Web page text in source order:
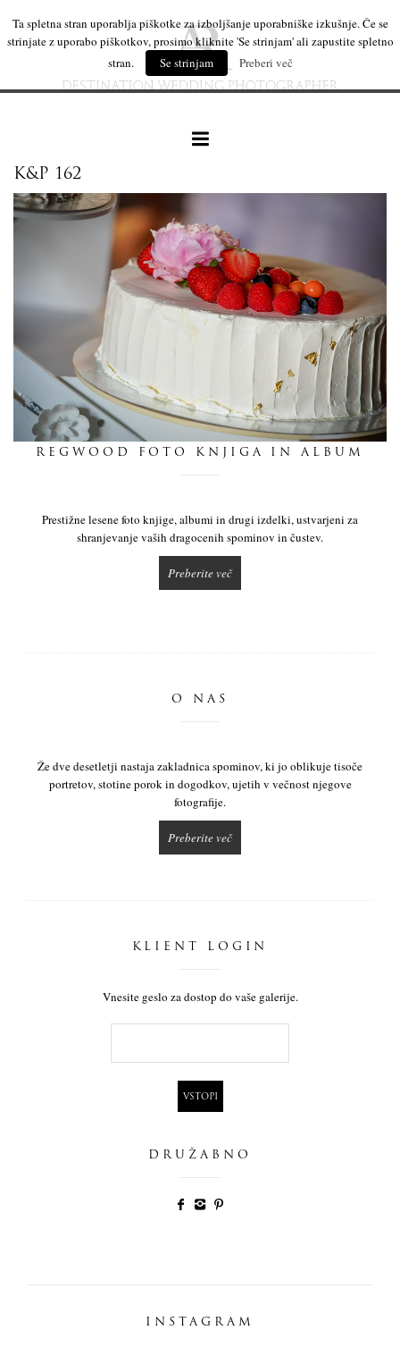
naše delo
leseni izdelki
dnevnik
K&P 162
REGWOOD FOTO KNJIGA IN ALBUM
Prestižne lesene foto knjige, albumi in drugi izdelki, ustvarjeni za
shranjevanje vaših dragocenih spominov in čustev.
Preberite več
O NAS
Že dve desetletji nastaja zakladnica spominov, ki jo oblikuje tisoče
portretov, stotine porok in dogodkov, ujetih v večnost njegove
fotografije.
Preberite več
KLIENT LOGIN
Vnesite geslo za dostop do vaše galerije.
DRUŽABNO
INSTAGRAM
Ta spletna stran uporablja piškotke za izboljšanje uporabniške izkušnje. Če se
strinjate z uporabo piškotkov, prosimo kliknite 'Se strinjam' ali zapustite spletno
stran.
Se strinjam Preberi več